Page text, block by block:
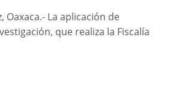
Oaxaca.- La aplicación de
que realiza la Fiscalía